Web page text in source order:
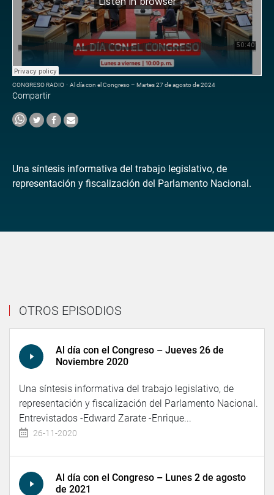
CONGRESO RADIO · Al día con el Congreso – Martes 27 de agosto de 2024
Compartir
Una síntesis informativa del trabajo legislativo, de
representación y fiscalización del Parlamento Nacional.
OTROS EPISODIOS
Al día con el Congreso – Jueves 26 de
Noviembre 2020
Una síntesis informativa del trabajo legislativo, de
representación y fiscalización del Parlamento Nacional.
Entrevistados -Edward Zarate -Enrique...
26-11-2020
Al día con el Congreso – Lunes 2 de agosto
de 2021